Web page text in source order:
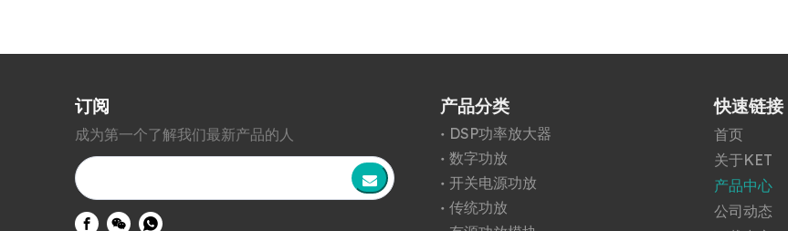
订阅
成为第一个了解我们最新产品的人
产品分类
DSP功率放大器
数字功放
开关电源功放
传统功放
快速链接
首页
关于KET
产品中心
公司动态